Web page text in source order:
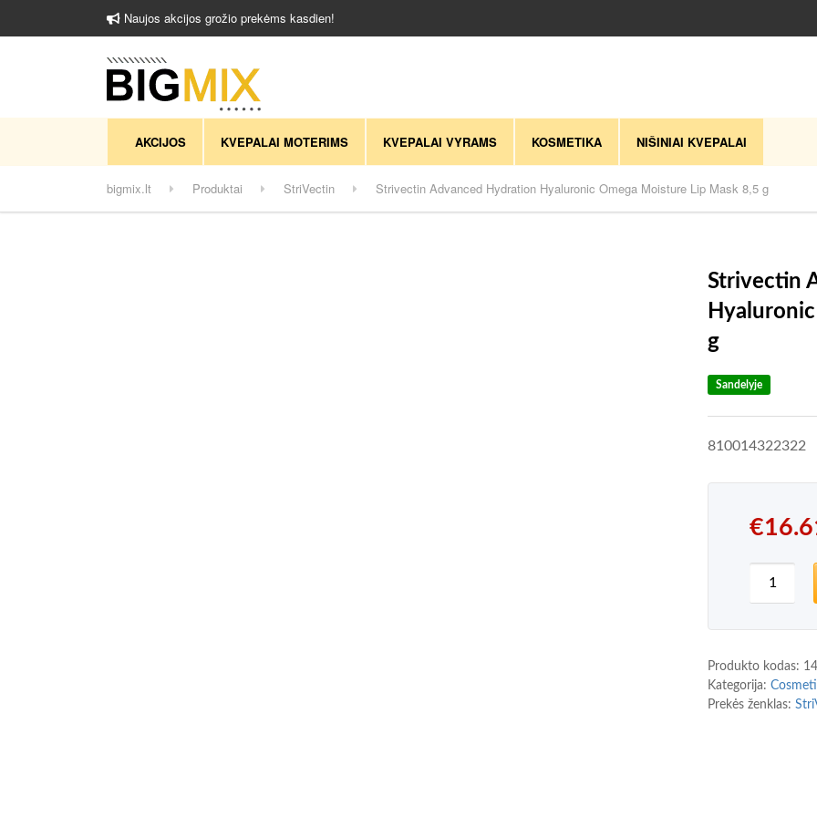
Naujos akcijos grožio prekėms kasdien!
AKCIJOS KVEPALAI MOTERIMS KVEPALAI VYRAMS KOSMETIKA NIŠINIAI KVEPALAI
bigmix.lt Produktai StriVectin Strivectin Advanced Hydration Hyaluronic Omega Moisture Lip Mask 8,5 g
Strivectin
g
Sandelyje
810014322322
€
Produkto kodas:
Kategorija:
Prekės ženklas: